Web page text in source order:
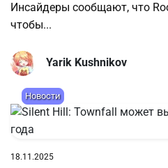
Инсайдеры сообщают, что
чтобы...
Yarik Kushnikov
Новости
18.11.2025